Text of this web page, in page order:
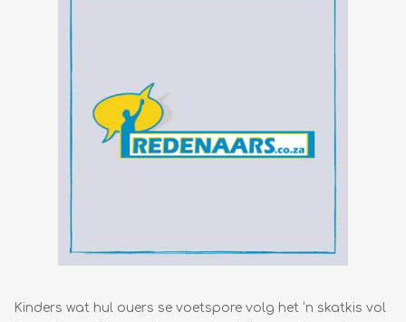
Kinders wat hul ouers se voetspore volg het ‘n skatkis vol